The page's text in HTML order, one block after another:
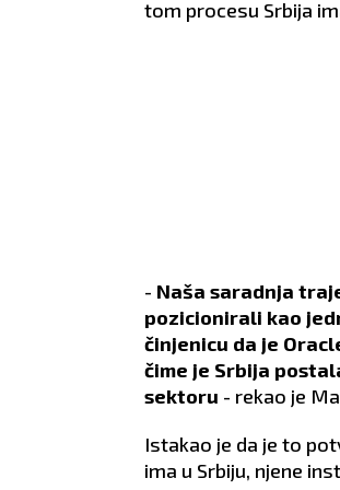
tom procesu Srbija
- Naša saradnja
pozicionirali kao
činjenicu da je
čime je Srbija
sektoru - rekao je
Istakao je da je to
ima u Srbiju, njene